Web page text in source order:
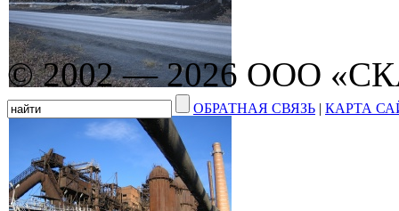
© 2002 — 2026 ООО
ОБРАТНАЯ СВЯЗЬ | КАРТА